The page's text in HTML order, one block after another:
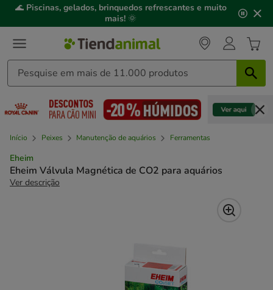
3,
mensagem,
🌊 Piscinas, gelados, brinquedos refrescantes e muito
mais! 🌞
Início Peixes Manutenção de aquários Ferramentas
Eheim
Eheim Válvula Magnética de CO2 para aquários
Ver descrição